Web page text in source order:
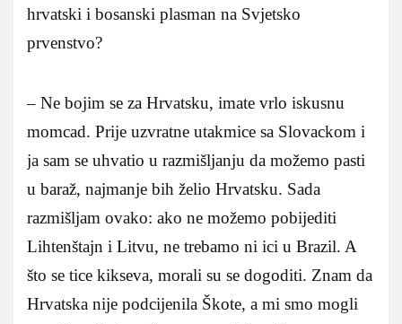
hrvatski i bosanski plasman na Svjetsko
prvenstvo?
– Ne bojim se za Hrvatsku, imate vrlo iskusnu
momcad. Prije uzvratne utakmice sa Slovackom i
ja sam se uhvatio u razmišljanju da možemo pasti
u baraž, najmanje bih želio Hrvatsku. Sada
razmišljam ovako: ako ne možemo pobijediti
Lihtenštajn i Litvu, ne trebamo ni ici u Brazil. A
što se tice kikseva, morali su se dogoditi. Znam da
Hrvatska nije podcijenila Škote, a mi smo mogli